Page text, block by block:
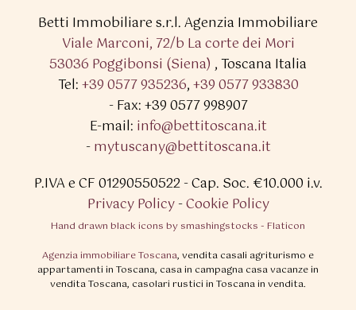
Betti Immobiliare s.r.l.Agenzia Immobiliare
Viale Marconi, 72/b La corte dei Mori
53036 Poggibonsi (Siena) ,Toscana Italia
Tel:+39 0577 935236,+39 0577 933830
- Fax: +39 0577 998907
E-mail: info@bettitoscana.it
-mytuscany@bettitoscana.it
P.IVA e CF 01290550522 - Cap. Soc. €10.000 i.v.
Privacy Policy -Cookie Policy
Hand drawn black icons by smashingstocks - Flaticon
Agenzia immobiliare Toscana, vendita casali agriturismo e
appartamenti in Toscana, casa in campagna casa vacanze in
vendita Toscana, casolari rustici in Toscana in vendita.